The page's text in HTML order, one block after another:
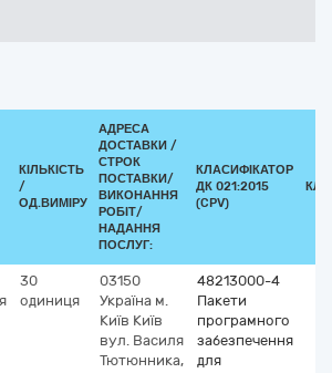
КІЛЬКІСТЬ
/
ОД.ВИМІРУ
АДРЕСА
ДОСТАВКИ /
СТРОК
ПОСТАВКИ/
ВИКОНАННЯ
РОБІТ/
НАДАННЯ
ПОСЛУГ:
КЛАСИФІКАТОР
ДК 021:2015
(CPV)
30
одиниця
03150
Україна м.
Київ Київ
вул. Василя
Тютюнника,
48213000-4
Пакети
програмного
забезпечення
для